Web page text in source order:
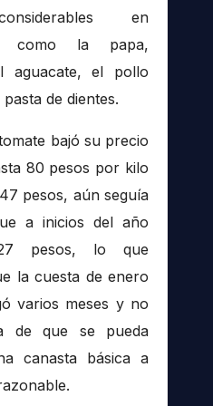
en
como la papa,
aguacate, el pollo
de dientes.
bajó su precio
80 pesos por kilo
pesos, aún seguía
a inicios del año
pesos, lo que
la cuesta de enero
varios meses y no
de que se pueda
canasta básica a